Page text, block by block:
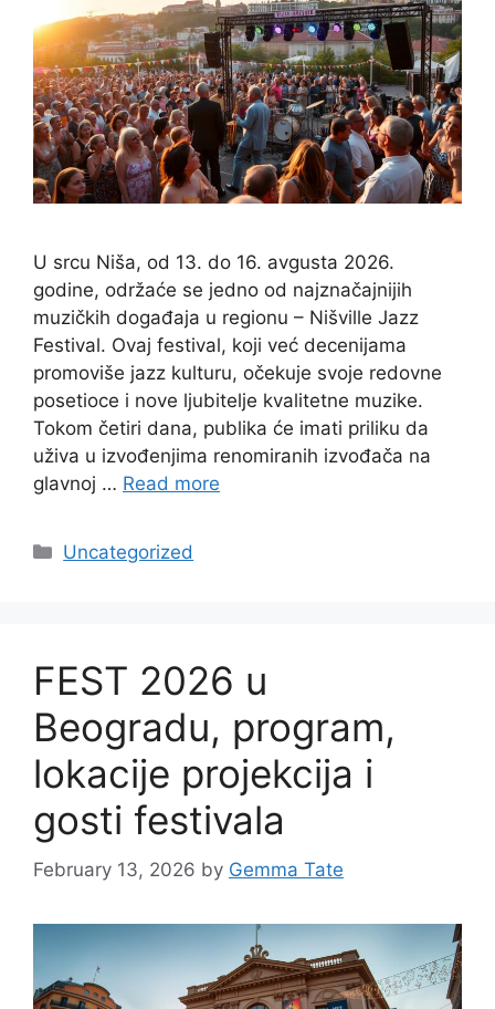
U srcu Niša, od 13. do 16. avgusta 2026.
godine, održaće se jedno od najznačajnijih
muzičkih događaja u regionu – Nišville Jazz
Festival. Ovaj festival, koji već decenijama
promoviše jazz kulturu, očekuje svoje redovne
posetioce i nove ljubitelje kvalitetne muzike.
Tokom četiri dana, publika će imati priliku da
uživa u izvođenjima renomiranih izvođača na
glavnoj … Read more
Categories
Uncategorized
FEST 2026 u
Beogradu, program,
lokacije projekcija i
gosti festivala
February 13, 2026 by Gemma Tate